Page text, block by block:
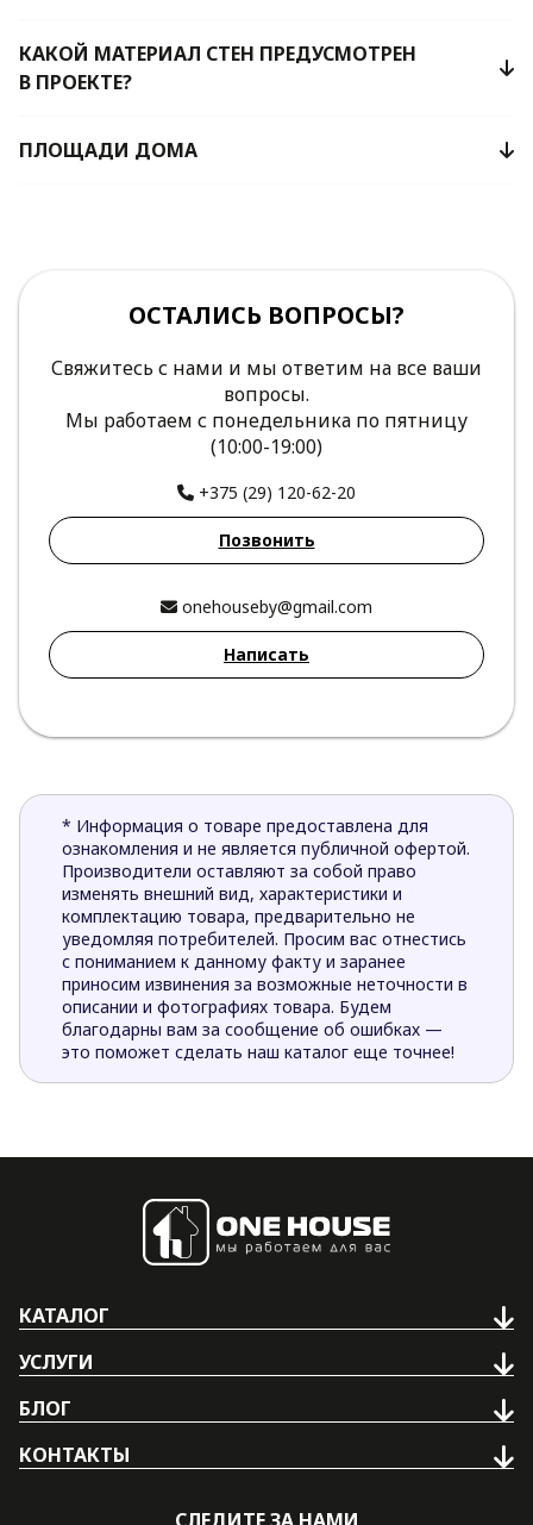
КАКОЙ МАТЕРИАЛ СТЕН ПРЕДУСМОТРЕН
В ПРОЕКТЕ?
ПЛОЩАДИ ДОМА
ОСТАЛИСЬ ВОПРОСЫ?
Свяжитесь с нами и мы ответим на все ваши
вопросы.
Мы работаем с понедельника по пятницу
(10:00-19:00)
+375 (29) 120-62-20
Позвонить
onehouseby@gmail.com
Написать
* Информация о товаре предоставлена для
ознакомления и не является публичной офертой.
Производители оставляют за собой право
изменять внешний вид, характеристики и
комплектацию товара, предварительно не
уведомляя потребителей. Просим вас отнестись
с пониманием к данному факту и заранее
приносим извинения за возможные неточности в
описании и фотографиях товара. Будем
благодарны вам за сообщение об ошибках —
это поможет сделать наш каталог еще точнее!
КАТАЛОГ
УСЛУГИ
БЛОГ
КОНТАКТЫ
СЛЕДИТЕ ЗА НАМИ